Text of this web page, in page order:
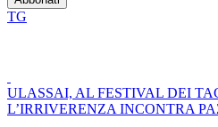
TG
ULASSAI, AL FESTIVAL DEI
L’IRRIVERENZA INCONTRA